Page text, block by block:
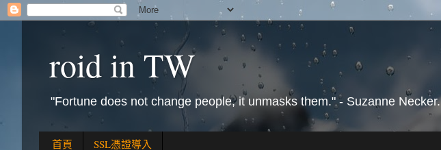
roid in TW
"Fortune does not change people, it unmasks them." - Suzanne Necker.
首頁 SSL憑證導入